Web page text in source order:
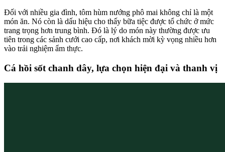
Đối với nhiều gia đình, tôm hùm nướng phô mai không chỉ là một
món ăn. Nó còn là dấu hiệu cho thấy bữa tiệc được tổ chức ở mức
trang trọng hơn trung bình. Đó là lý do món này thường được ưu
tiên trong các sảnh cưới cao cấp, nơi khách mời kỳ vọng nhiều hơn
vào trải nghiệm ẩm thực.
Cá hồi sốt chanh dây, lựa chọn hiện đại và thanh vị